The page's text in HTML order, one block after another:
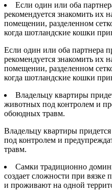
Если один или оба
рекомендуется знакомить их
помещении, разделенном
когда шотландские кошки
Если один или оба партнера
рекомендуется знакомить их
помещении, разделенном
когда шотландские кошки
Владельцу квартиры
животных под контролем и
обоюдных травм.
Владельцу квартиры
под контролем и
травм.
Самки традиционно
создает сложности при
и проживают на одной